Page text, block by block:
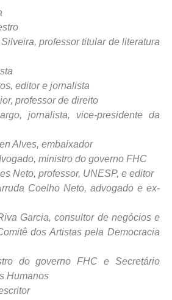
professor titular de literatura
editor e jornalista
professor de direito
jornalista, vice-presidente da
Alves, embaixador
ministro do governo FHC
Neto, professor, UNESP, e editor
Coelho Neto, advogado e ex-
Garcia, consultor de negócios e
dos Artistas pela Democracia
do governo FHC e Secretário
Humanos